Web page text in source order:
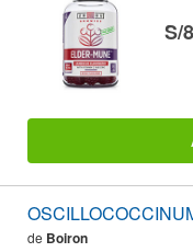
S/
de Boiron